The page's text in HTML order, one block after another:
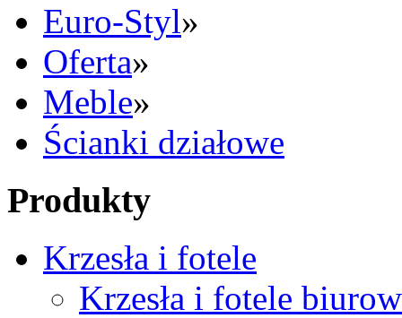
Euro-Styl»
Oferta»
Meble»
Ścianki działowe
Produkty
Krzesła i fotele
Krzesła i fotele